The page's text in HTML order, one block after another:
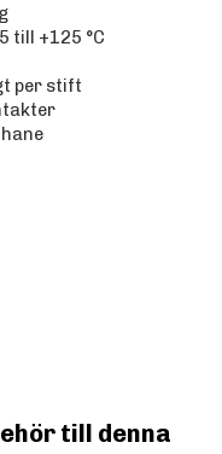
till +125 °C
per stift
till denna